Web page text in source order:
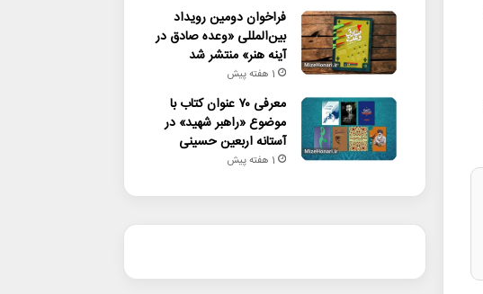
فراخوان دومین رویداد
بین‌المللی «وعده صادق در
آینه هنر» منتشر شد
1 هفته پیش
معرفی ۷۰ عنوان کتاب با
موضوع «راهبر شهید» در
آستانه اربعین حسینی
1 هفته پیش